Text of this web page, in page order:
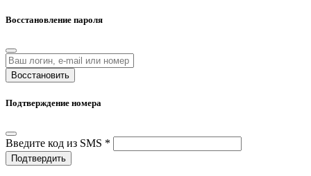
Восстановление пароля
Восстановить
Подтверждение номера
Введите код из SMS *
Подтвердить